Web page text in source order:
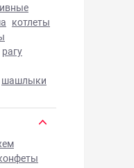
котлеты
рагу
шашлыки